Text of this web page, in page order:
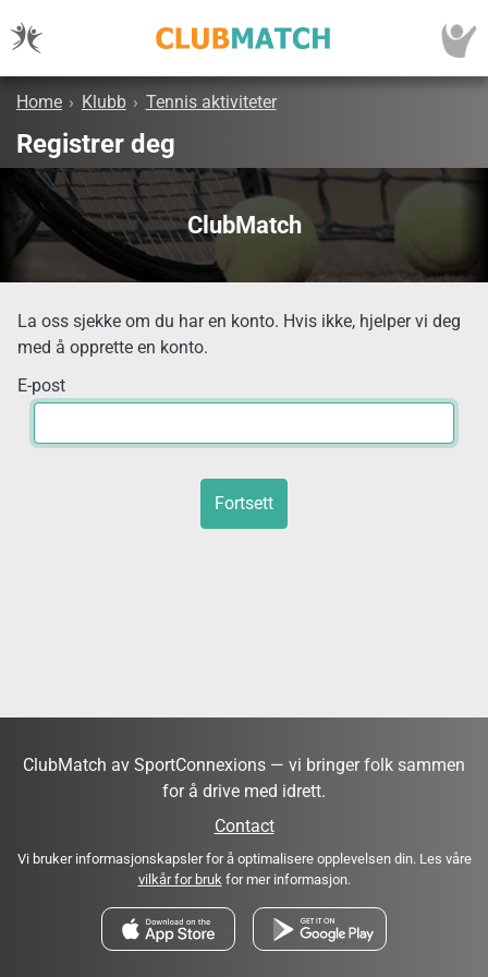
Home › Klubb › Tennis aktiviteter
Registrer deg
ClubMatch
La oss sjekke om du har en konto. Hvis ikke, hjelper vi deg
med å opprette en konto.
E-post
Fortsett
ClubMatch av SportConnexions — vi bringer folk sammen
for å drive med idrett.
Contact
Vi bruker informasjonskapsler for å optimalisere opplevelsen din. Les våre
vilkår for brukfor mer informasjon.